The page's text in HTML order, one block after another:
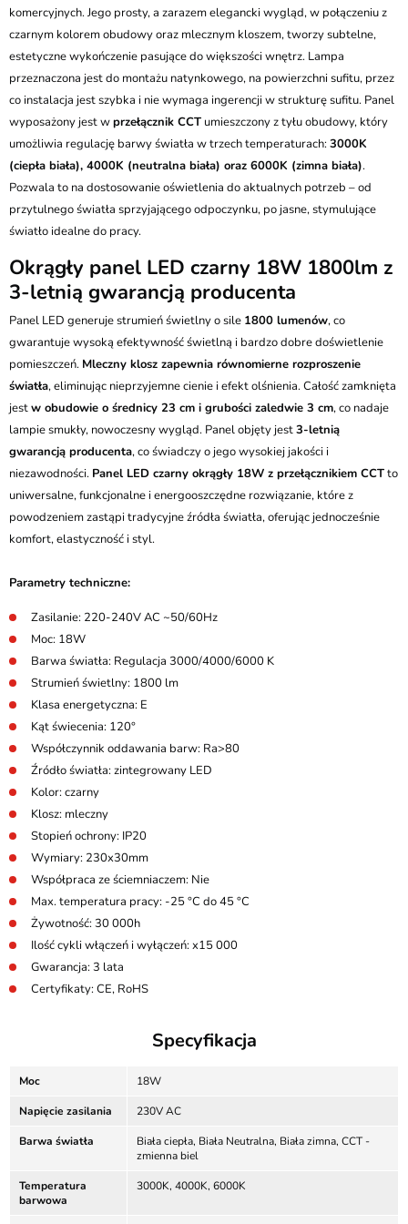
komercyjnych. Jego prosty, a zarazem elegancki wygląd, w połączeniu z
czarnym kolorem obudowy oraz mlecznym kloszem, tworzy subtelne,
estetyczne wykończenie pasujące do większości wnętrz. Lampa
przeznaczona jest do montażu natynkowego, na powierzchni sufitu, przez
co instalacja jest szybka i nie wymaga ingerencji w strukturę sufitu. Panel
wyposażony jest wprzełącznik CCT umieszczony z tyłu obudowy, który
umożliwia regulację barwy światła w trzech temperaturach:3000K
(ciepła biała), 4000K (neutralna biała) oraz 6000K (zimna biała).
Pozwala to na dostosowanie oświetlenia do aktualnych potrzeb – od
przytulnego światła sprzyjającego odpoczynku, po jasne, stymulujące
światło idealne do pracy.
Okrągły panel LED czarny 18W 1800lm z
3-letnią gwarancją producenta
Panel LED generuje strumień świetlny o sile 1800 lumenów, co
gwarantuje wysoką efektywność świetlną i bardzo dobre doświetlenie
pomieszczeń. Mleczny klosz zapewnia równomierne rozproszenie
światła, eliminując nieprzyjemne cienie i efekt olśnienia. Całość zamknięta
jestw obudowie o średnicy 23 cm i grubości zaledwie 3 cm, co nadaje
lampie smukły, nowoczesny wygląd. Panel objęty jest3-letnią
gwarancją producenta, co świadczy o jego wysokiej jakości i
niezawodności. Panel LED czarny okrągły 18W z przełącznikiem CCTto
uniwersalne, funkcjonalne i energooszczędne rozwiązanie, które z
powodzeniem zastąpi tradycyjne źródła światła, oferując jednocześnie
komfort, elastyczność i styl.
Parametry techniczne:
Zasilanie: 220-240V AC ~50/60Hz
Moc: 18W
Barwa światła: Regulacja 3000/4000/6000 K
Strumień świetlny: 1800 lm
Klasa energetyczna: E
Kąt świecenia: 120°
Współczynnik oddawania barw: Ra>80
Źródło światła: zintegrowany LED
Kolor: czarny
Klosz: mleczny
Stopień ochrony: IP20
Wymiary: 230x30mm
Współpraca ze ściemniaczem: Nie
Max. temperatura pracy: -25 °C do 45 °C
Żywotność: 30 000h
Ilość cykli włączeń i wyłączeń: x15 000
Gwarancja: 3 lata
Certyfikaty: CE, RoHS
Specyfikacja
Moc 18W
Napięcie zasilania 230V AC
Barwa światła
Biała ciepła, Biała Neutralna, Biała zimna, CCT -
zmienna biel
Temperatura
barwowa
3000K, 4000K, 6000K